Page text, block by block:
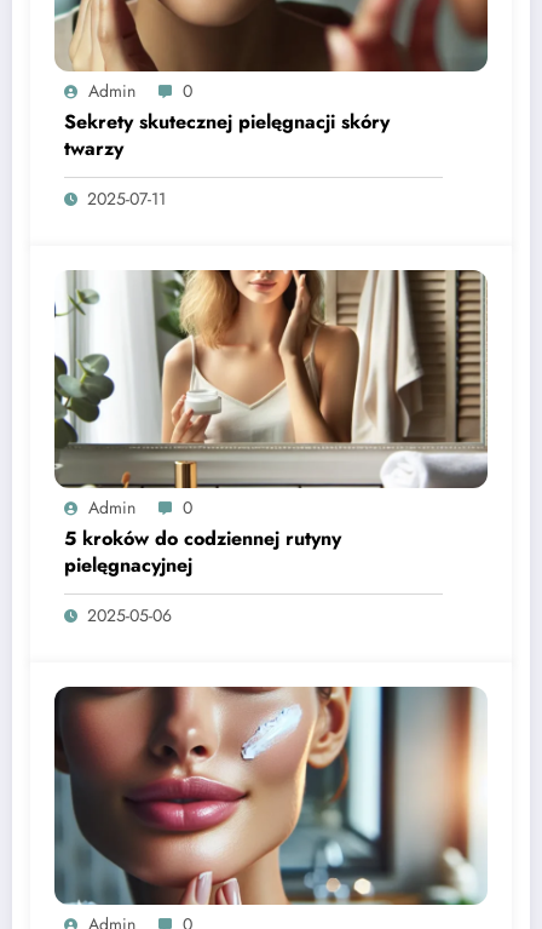
Admin 0
Sekrety skutecznej pielęgnacji skóry
twarzy
2025-07-11
Admin 0
5 kroków do codziennej rutyny
pielęgnacyjnej
2025-05-06